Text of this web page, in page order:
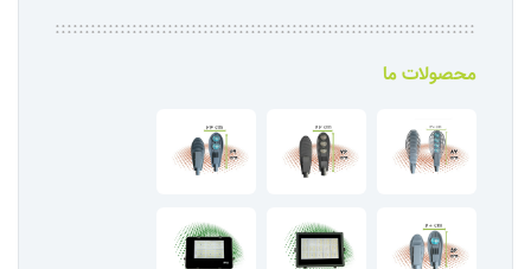
محصولات ما